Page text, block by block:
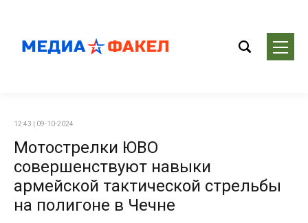
12:43 | 09-10-2024
Мотострелки ЮВО
совершенствуют навыки
армейской тактической стрельбы
на полигоне в Чечне